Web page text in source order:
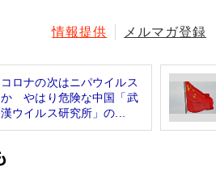
情報提供 メルマガ登録
コロナの次はニパウイルス
か やはり危険な中国「武
漢ウイルス研究所」の...